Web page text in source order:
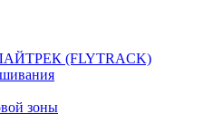
(FLYTRACK)
зоны